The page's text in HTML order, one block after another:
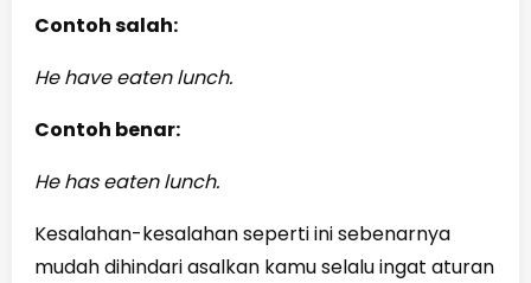
Contoh salah:
He have eaten lunch.
Contoh benar:
He has eaten lunch.
Kesalahan-kesalahan seperti ini sebenarnya
mudah dihindari asalkan kamu selalu ingat aturan